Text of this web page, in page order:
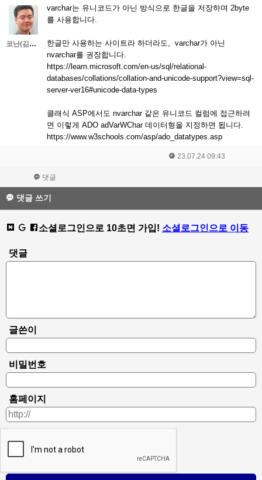
코난(김대우)
varchar는 유니코드가 아닌 방식으로 한글을 저장하며 2byte
를 사용합니다.
한글만 사용하는 사이트라 하더라도, varchar가 아닌
nvarchar를 권장합니다.
https://learn.microsoft.com/en-us/sql/relational-
databases/collations/collation-and-unicode-support?view=sql-
server-ver16#unicode-data-types
클래식 ASP에서도 nvarchar 같은 유니코드 컬럼에 접근하려
면 이렇게 ADO adVarWChar 데이터형을 지정하면 됩니다.
https://www.w3schools.com/asp/ado_datatypes.asp
23.07.24 09:43
댓글
댓글 쓰기
소셜로그인으로 10초면 가입! 소셜로그인으로 이동
댓글
글쓴이
비밀번호
홈페이지